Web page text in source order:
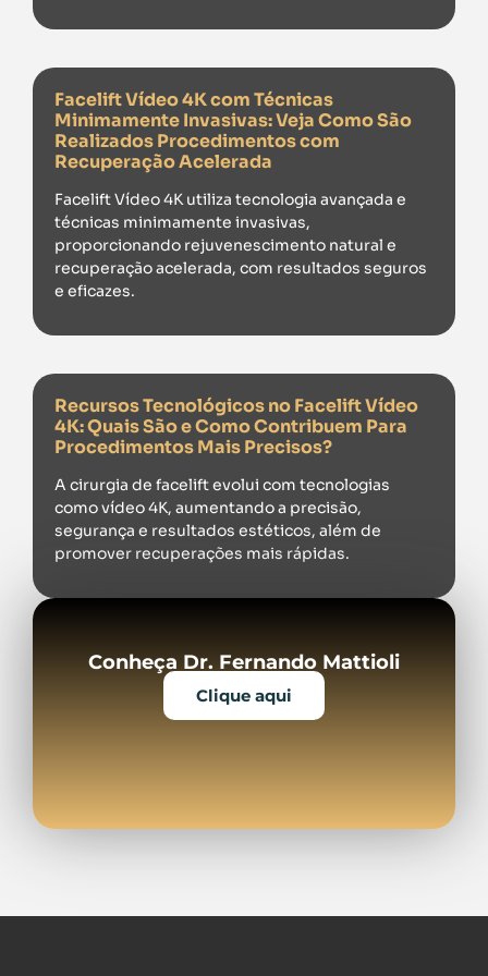
Facelift Vídeo 4K com Técnicas
Minimamente Invasivas: Veja Como São
Realizados Procedimentos com
Recuperação Acelerada
Facelift Vídeo 4K utiliza tecnologia avançada e
técnicas minimamente invasivas,
proporcionando rejuvenescimento natural e
recuperação acelerada, com resultados seguros
e eficazes.
Recursos Tecnológicos no Facelift Vídeo
4K: Quais São e Como Contribuem Para
Procedimentos Mais Precisos?
A cirurgia de facelift evolui com tecnologias
como vídeo 4K, aumentando a precisão,
segurança e resultados estéticos, além de
promover recuperações mais rápidas.
Conheça Dr. Fernando Mattioli
Clique aqui